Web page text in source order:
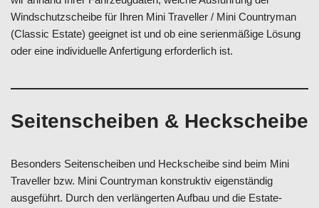
Windschutzscheibe für Ihren Mini Traveller / Mini Countryman
(Classic Estate) geeignet ist und ob eine serienmäßige Lösung
oder eine individuelle Anfertigung erforderlich ist.
Seitenscheiben & Heckscheibe
Besonders Seitenscheiben und Heckscheibe sind beim Mini
Traveller bzw. Mini Countryman konstruktiv eigenständig
ausgeführt. Durch den verlängerten Aufbau und die Estate-